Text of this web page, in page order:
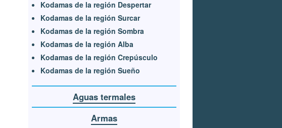
Kodamas de la región Despertar
Kodamas de la región Surcar
Kodamas de la región Sombra
Kodamas de la región Alba
Kodamas de la región Crepúsculo
Kodamas de la región Sueño
Aguas termales
Armas